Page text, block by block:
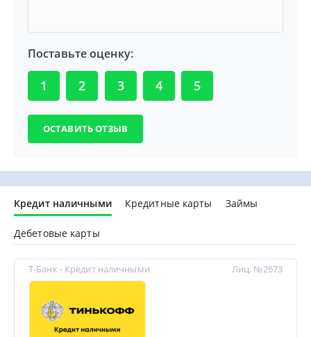
Поставьте оценку:
1 2 3 4 5
Кредит наличными Кредитные карты Займы
Дебетовые карты
Т-Банк - Кредит наличными Лиц. №2673